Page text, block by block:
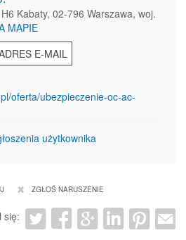
Kabaty, 02-796 Warszawa, woj.
MAPIE
E-MAIL
oferta/ubezpieczenie-oc-ac-
użytkownika
ZGŁOŚ NARUSZENIE
się: